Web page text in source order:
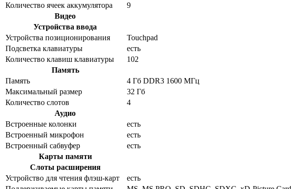
Количество ячеек аккумулятора
9
Видео
Устройства ввода
Устройства позиционирования
Touchpad
Подсветка клавиатуры
есть
Количество клавиш клавиатуры
102
Память
Память
4 Гб DDR3 1600 МГц
Максимальный размер
32 Гб
Количество слотов
4
Аудио
Встроенные колонки
есть
Встроенный микрофон
есть
Встроенный сабвуфер
есть
Карты памяти
Слоты расширения
Устройство для чтения флэш-карт
есть